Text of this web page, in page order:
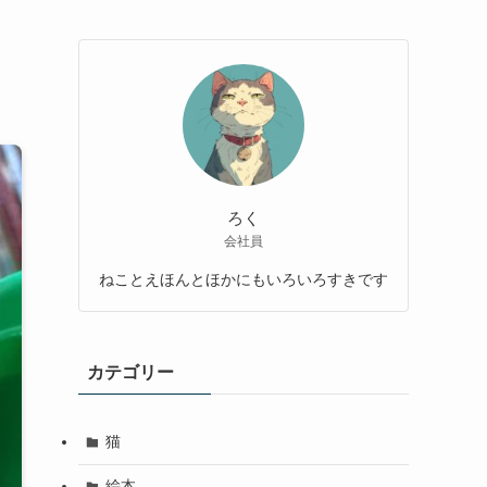
ろく
会社員
ねことえほんとほかにもいろいろすきです
カテゴリー
猫